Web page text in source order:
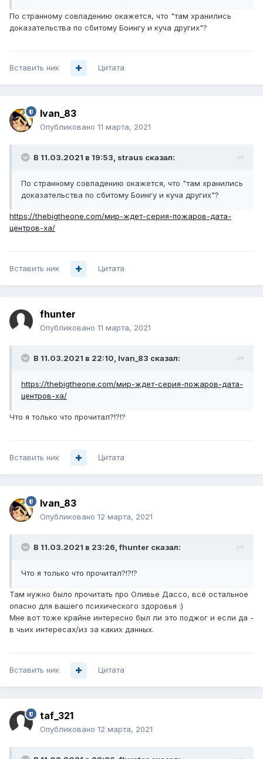
По странному совпадению окажется, что "там хранились
доказательства по сбитому Боингу и куча других"?
Вставить ник Цитата
Ivan_83
Опубликовано 11 марта, 2021
В 11.03.2021 в 19:53, straus сказал:
По странному совпадению окажется, что "там хранились
доказательства по сбитому Боингу и куча других"?
https://thebigtheone.com/мир-ждет-серия-пожаров-дата-
центров-ха/
Вставить ник Цитата
fhunter
Опубликовано 11 марта, 2021
В 11.03.2021 в 22:10, Ivan_83 сказал:
https://thebigtheone.com/мир-ждет-серия-пожаров-дата-
центров-ха/
Что я только что прочитал?!?!?
Вставить ник Цитата
Ivan_83
Опубликовано 12 марта, 2021
В 11.03.2021 в 23:26,fhunter сказал:
Что я только что прочитал?!?!?
Там нужно было прочитать про Оливье Дассо, всё остальное
опасно для вашего психического здоровья :)
Мне вот тоже крайне интересно был ли это поджог и если да -
в чьих интересах/из за каких данных.
Вставить ник Цитата
taf_321
Опубликовано 12 марта, 2021